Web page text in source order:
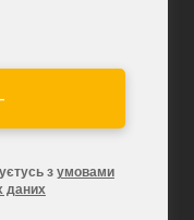
з умовами
даних